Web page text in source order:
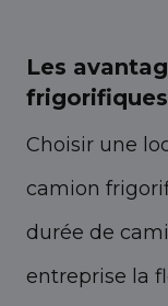
Les
Choisir une
camion
durée de
entreprise la